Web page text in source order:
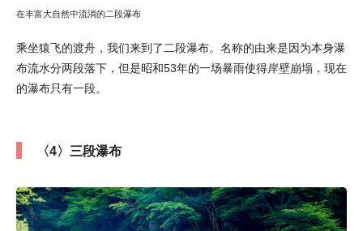
在丰富大自然中流淌的二段瀑布
乘坐猿飞的渡舟，我们来到了二段瀑布。名称的由来是因为本身瀑
布流水分两段落下，但是昭和53年的一场暴雨使得岸壁崩塌，现在
的瀑布只有一段。
〈4〉三段瀑布